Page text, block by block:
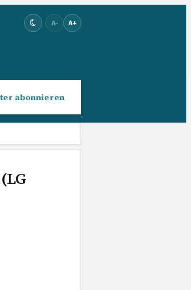
A- A+
abonnieren